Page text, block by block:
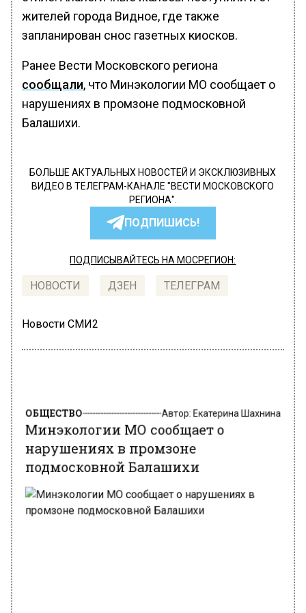
жителей города Видное, где также
запланирован снос газетных киосков.
Ранее Вести Московского региона
сообщали, что Минэкологии МО сообщает о
нарушениях в промзоне подмосковной
Балашихи.
БОЛЬШЕ АКТУАЛЬНЫХ НОВОСТЕЙ И ЭКСКЛЮЗИВНЫХ
ВИДЕО В ТЕЛЕГРАМ-КАНАЛЕ "ВЕСТИ МОСКОВСКОГО
РЕГИОНА".
ПОДПИШИСЬ!
ПОДПИСЫВАЙТЕСЬ НА МОСРЕГИОН:
НОВОСТИ ДЗЕН ТЕЛЕГРАМ
Новости СМИ2
Минэкологии МО сообщает о
нарушениях в промзоне
подмосковной Балашихи